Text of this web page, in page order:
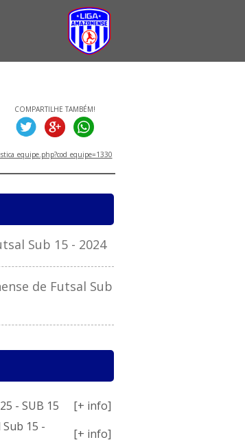
COMPARTILHE TAMBÉM!
Sub 15 - 2024
de Futsal Sub
- SUB 15
[+ info]
15 -
[+ info]